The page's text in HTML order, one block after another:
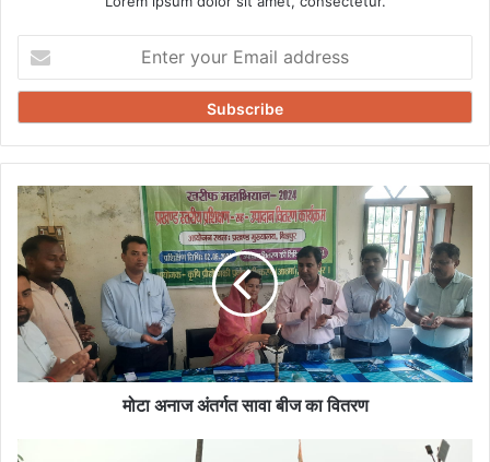
your
Email
मोटा
अनाज
अंतर्गत
सावा
बीज
का
वितरण
मोटा अनाज अंतर्गत सावा बीज का वितरण